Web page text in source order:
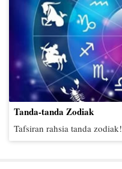
Tanda-tanda Zodiak
Tafsiran rahsia tanda zodiak!